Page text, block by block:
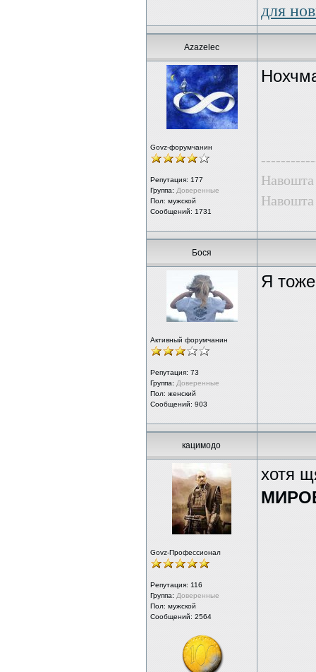
для
Azazelec
Govz-форумчанин
Репутация: 177
Группа: Доверенные
Пол: мужской
Сообщений: 1731
Навошта
Навошта
Бося
Активный форумчанин
Репутация: 73
Группа: Доверенные
Пол: женский
Сообщений: 903
Я тоже
кацимодо
Govz-Профессионал
Репутация: 116
Группа: Доверенные
Пол: мужской
Сообщений: 2564
хотя